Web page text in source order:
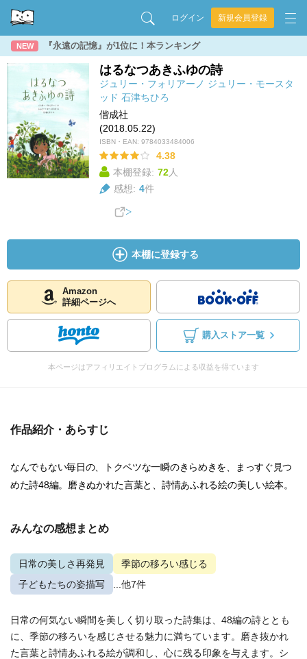
ログイン 新規会員登録
NEW 『永遠の記憶』が1位に！本ランキング
はるなつあきふゆの詩
ジュリー・フォリアーノ ジュリー・モースタ
ッド 石津ちひろ
偕成社
(2018.05.22)
ISBN・EAN: 9784033484006
4.38
本棚登録: 72人
感想: 4件
本棚に登録する
Amazon
詳細ページへ
購入ストア一覧
本ページはアフィリエイトプログラムによる収益を得ています
作品紹介・あらすじ
なんでもない毎日の、トクベツな一瞬のきらめきを、まっすぐ見つ
めた詩48編。磨きぬかれた言葉と、詩情あふれる絵の美しい絵本。
みんなの感想まとめ
日常の美しさ再発見
季節の移ろい感じる
子どもたちの姿描写
...他7件
日常の何気ない瞬間を美しく切り取った詩集は、48編の詩ととも
に、季節の移ろいを感じさせる魅力に満ちています。磨き抜かれ
た言葉と詩情あふれる絵が調和し、心に残る印象を与えます。シ